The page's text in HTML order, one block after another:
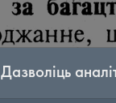
Дазволіць